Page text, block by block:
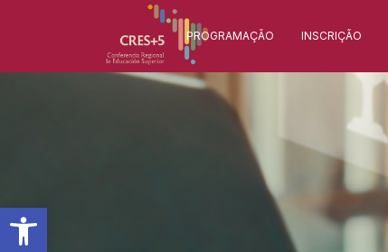
Barra de Ferramentas Aberta
PROGRAMAÇÃO INSCRIÇÃO